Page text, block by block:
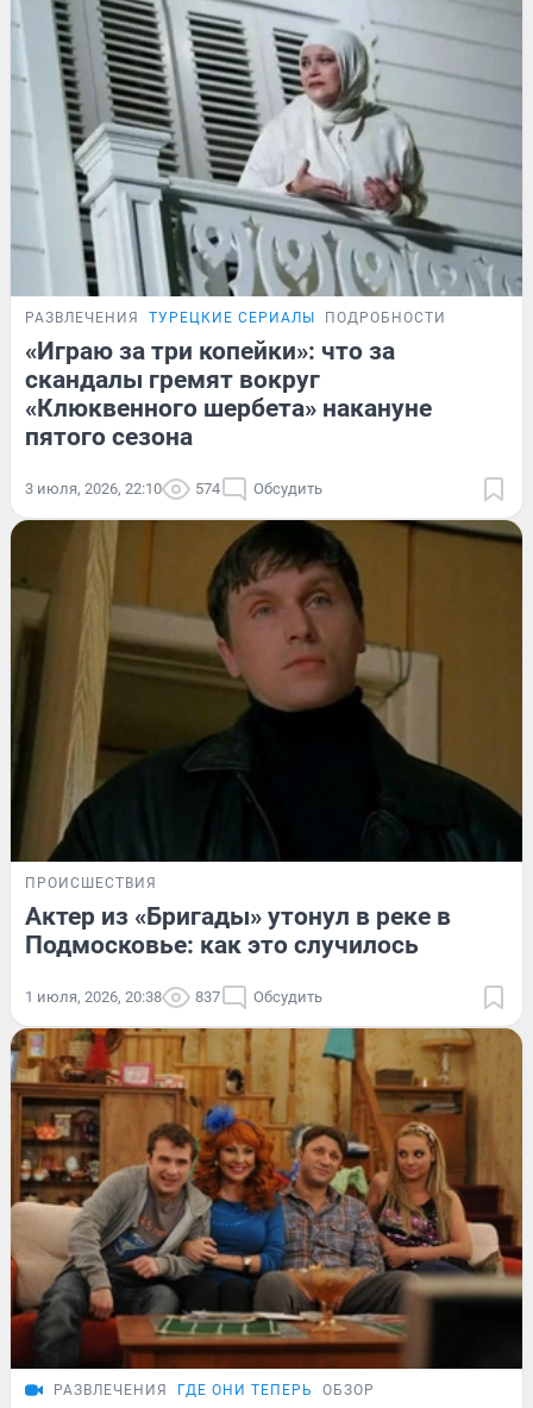
РАЗВЛЕЧЕНИЯ ТУРЕЦКИЕ СЕРИАЛЫ ПОДРОБНОСТИ
«Играю за три копейки»: что за
скандалы гремят вокруг
«Клюквенного шербета» накануне
пятого сезона
3 июля, 2026, 22:10 574 Обсудить
ПРОИСШЕСТВИЯ
Актер из «Бригады» утонул в реке в
Подмосковье: как это случилось
1 июля, 2026, 20:38 837 Обсудить
РАЗВЛЕЧЕНИЯ ГДЕ ОНИ ТЕПЕРЬ ОБЗОР